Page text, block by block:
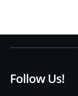
Follow Us!